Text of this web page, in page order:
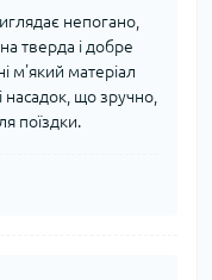
непогано,
тверда і добре
м'який матеріал
що зручно,
поїздки.